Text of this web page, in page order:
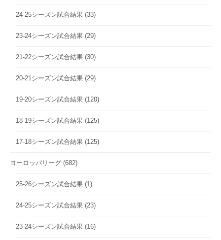
24-25シーズン試合結果 (33)
23-24シーズン試合結果 (29)
21-22シーズン試合結果 (30)
20-21シーズン試合結果 (29)
19-20シーズン試合結果 (120)
18-19シーズン試合結果 (125)
17-18シーズン試合結果 (125)
ヨーロッパリーグ (682)
25-26シーズン試合結果 (1)
24-25シーズン試合結果 (23)
23-24シーズン試合結果 (16)